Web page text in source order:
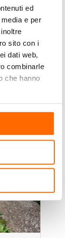
ed
e per
sito con i
dati web,
combinarle
che hanno
dalle
di
tutto,